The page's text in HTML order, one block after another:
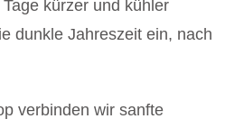
kürzer und kühler
dunkle Jahreszeit ein, nach
verbinden wir sanfte